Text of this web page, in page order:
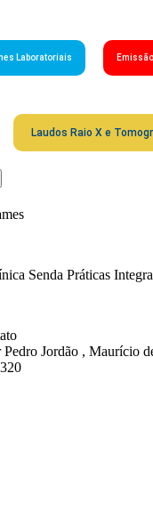
Laboratoriais
Laudos Raio X e
Senda Práticas
Jordão , Maurício